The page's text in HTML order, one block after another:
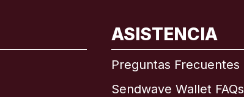
ASISTENCIA
Preguntas Frecuentes
Sendwave Wallet FAQs